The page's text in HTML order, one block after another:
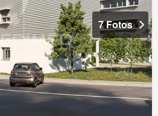
7 Fotos